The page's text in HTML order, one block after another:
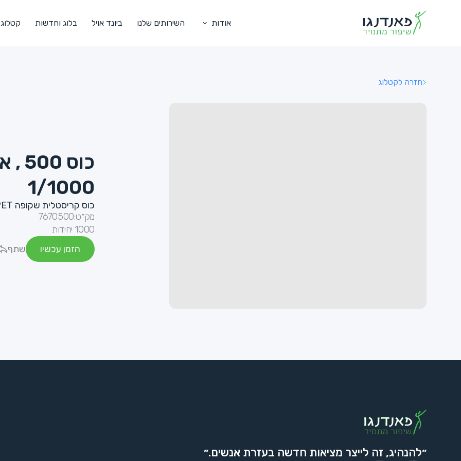
אודות השירותים שלנו ביונד אויל בלוג וחדשות קטלוג
חזרה לקטלוג
1/1000
כוס קריסטלית שקופה PET
מק״ט:7670500
1000 יחידות
הזמן עכשיו
שתף
״להנהיג, זה לייצר מציאות חדשה בעזרת אנשים.״